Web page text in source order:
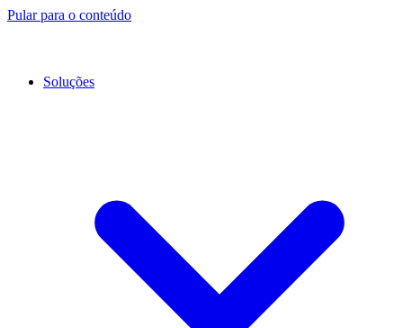
Pular para o conteúdo
Soluções